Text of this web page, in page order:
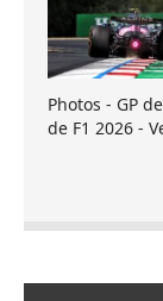
Photos - GP
de F1 2026 -